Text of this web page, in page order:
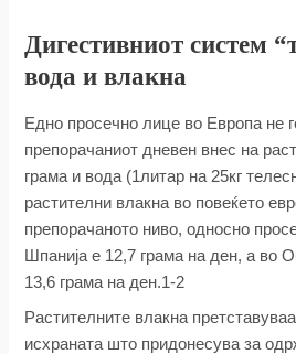
Дигестивниот систем
вода и влакна
Едно просечно лице во Европа не
препорачаниот дневен внес на
грама и вода (1литар на 25кг
растителни влакна во повеќето
препорачаното ниво, односно
Шпанија е 12,7 грама на ден, а во
13,6 грама на ден.1-2
Растителните влакна
исхраната што придонесува за